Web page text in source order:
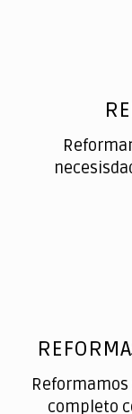
Reformamos
completo